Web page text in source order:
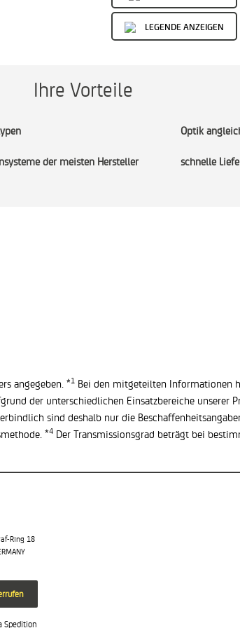
LEGENDE ANZEIGEN
Ihre Vorteile
der meisten Hersteller
Optik
schnelle
angegeben. *1 Bei den mitgeteilten Informationen
der unterschiedlichen Einsatzbereiche
sind deshalb nur die
*4 Der Transmissionsgrad beträgt bei
Ring 18
Spedition